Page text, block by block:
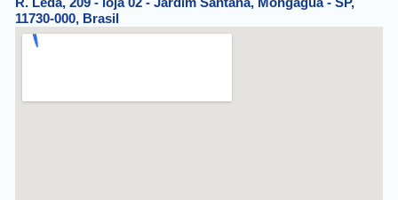
11730-000, Brasil